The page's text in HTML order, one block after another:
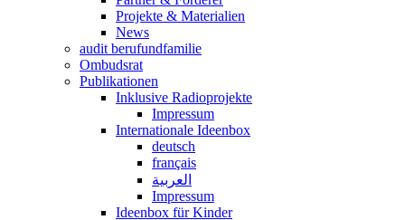
Projekte & Materialien
News
audit berufundfamilie
Ombudsrat
Publikationen
Inklusive Radioprojekte
Impressum
Internationale Ideenbox
deutsch
français
العربية
Impressum
Ideenbox für Kinder